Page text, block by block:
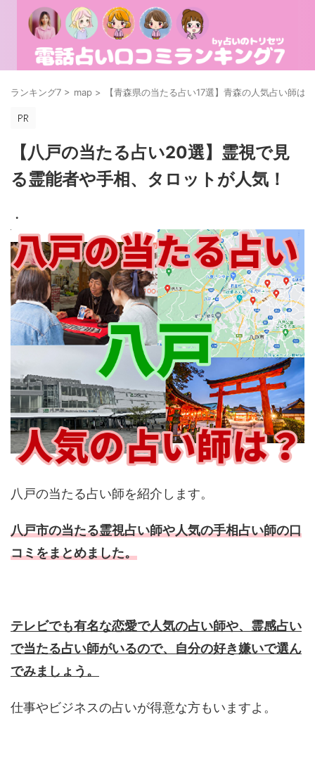
ランキング7 > map > 【青森県の当たる占い17選】青森の人気占い師は
【八戸の当たる占い20選】霊視で見
る霊能者や手相、タロットが人気！
・
八戸の当たる占い師を紹介します。
八戸市の当たる霊視占い師や人気の手相占い師の口
コミをまとめました。
テレビでも有名な恋愛で人気の占い師や、霊感占い
で当たる占い師がいるので、自分の好き嫌いで選ん
でみましょう。
仕事やビジネスの占いが得意な方もいますよ。